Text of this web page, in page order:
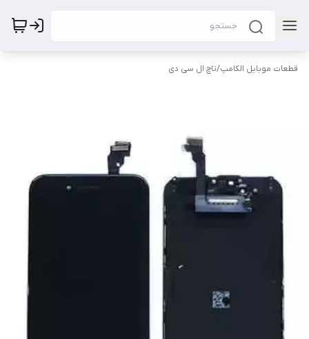
قطعات موبایل الکامپ/تاچ ال سی دی